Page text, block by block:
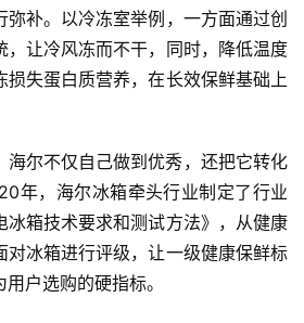
补。以冷冻室举例，一方面通过创
，让冷风冻而不干，同时，降低温度
损失蛋白质营养，在长效保鲜基础上
海尔不仅自己做到优秀，还把它转化
年，海尔冰箱牵头行业制定了行业
冰箱技术要求和测试方法》，从健康
对冰箱进行评级，让一级健康保鲜标
户选购的硬指标。